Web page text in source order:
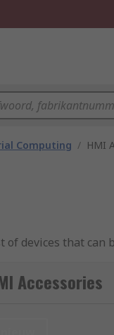
Computing / HMI
devices that
Accessories